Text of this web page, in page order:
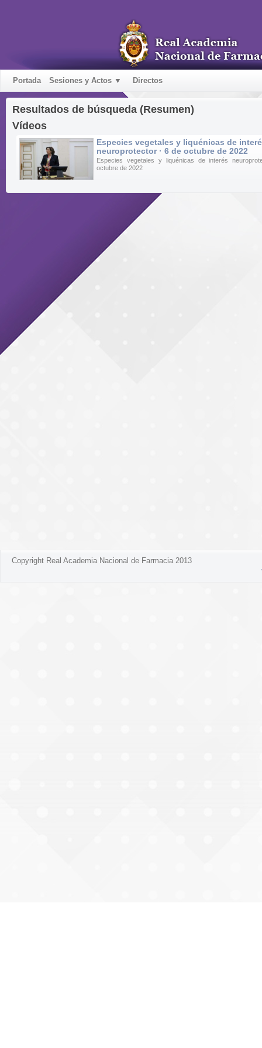
Portada Sesiones y Actos ▼ Directos
Resultados de búsqueda (Resumen)
Vídeos
Especies vegetales y liquénicas de
neuroprotector · 6 de octubre de 2022
Especies vegetales y liquénicas de interés
octubre de 2022
Copyright Real Academia Nacional de Farmacia 2013